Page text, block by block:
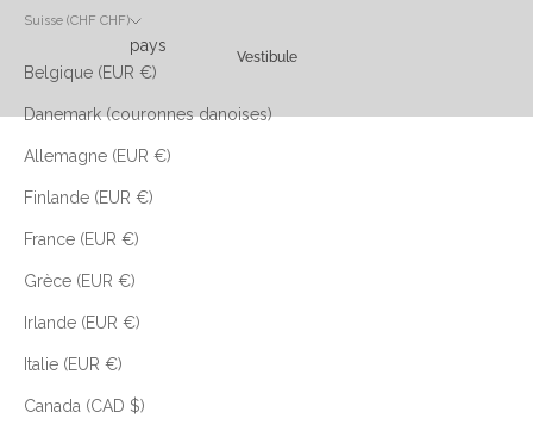
Suisse (CHF CHF)
pays
Belgique (EUR €)
Danemark (couronnes danoises)
Allemagne (EUR €)
Finlande (EUR €)
France (EUR €)
Grèce (EUR €)
Irlande (EUR €)
Italie (EUR €)
Canada (CAD $)
Vestibule